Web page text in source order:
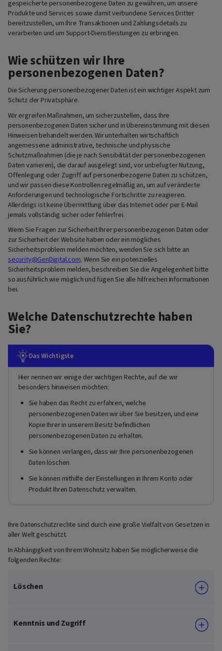
gespeicherte personenbezogene Daten zu gewähren, um unsere
Produkte und Services sowie damit verbundene Services Dritter
bereitzustellen, um Ihre Transaktionen und Zahlungsdetails zu
verarbeiten und um Support-Dienstleistungen zu erbringen.
Wie schützen wir Ihre
personenbezogenen Daten?
Die Sicherung personenbezogener Daten ist ein wichtiger Aspekt zum
Schutz der Privatsphäre.
Wir ergreifen Maßnahmen, um sicherzustellen, dass Ihre
personenbezogenen Daten sicher und in Übereinstimmung mit diesen
Hinweisen behandelt werden. Wir unterhalten wirtschaftlich
angemessene administrative, technische und physische
Schutzmaßnahmen (die je nach Sensibilität der personenbezogenen
Daten variieren), die darauf ausgelegt sind, vor unbefugter Nutzung,
Offenlegung oder Zugriff auf personenbezogene Daten zu schützen,
und wir passen diese Kontrollen regelmäßig an, um auf veränderte
Anforderungen und technologische Fortschritte zu reagieren.
Allerdings ist keine Übermittlung über das Internet oder per E-Mail
jemals vollständig sicher oder fehlerfrei.
Wenn Sie Fragen zur Sicherheit Ihrer personenbezogenen Daten oder
zur Sicherheit der Website haben oder ein mögliches
Sicherheitsproblem melden möchten, wenden Sie sich bitte an
security@GenDigital.com. Wenn Sie ein potenzielles
Sicherheitsproblem melden, beschreiben Sie die Angelegenheit bitte
so ausführlich wie möglich und fügen Sie alle hilfreichen Informationen
bei.
Welche Datenschutzrechte haben
Sie?
Das Wichtigste
Hier nennen wir einige der wichtigen Rechte, auf die wir
besonders hinweisen möchten:
Sie haben das Recht zu erfahren, welche
personenbezogenen Daten wir über Sie besitzen, und eine
Kopie Ihrer in unserem Besitz befindlichen
personenbezogenen Daten zu erhalten.
Sie können verlangen, dass wir Ihre personenbezogenen
Daten löschen.
Sie können mithilfe der Einstellungen in Ihrem Konto oder
Produkt Ihren Datenschutz verwalten.
Ihre Datenschutzrechte sind durch eine große Vielfalt von Gesetzen in
aller Welt geschützt.
In Abhängigkeit von Ihrem Wohnsitz haben Sie möglicherweise die
folgenden Rechte:
Löschen
Kenntnis und Zugriff